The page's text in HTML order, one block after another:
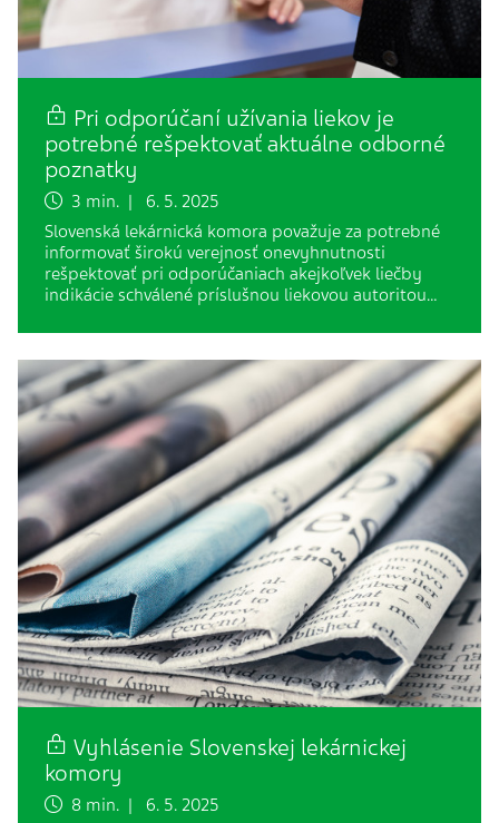
Pri odporúčaní užívania liekov je
potrebné rešpektovať aktuálne odborné
poznatky
3 min. | 6. 5. 2025
Slovenská lekárnická komora považuje za potrebné
informovať širokú verejnosť onevyhnutnosti
rešpektovať pri odporúčaniach akejkoľvek liečby
indikácie schválené príslušnou liekovou autoritou…
Vyhlásenie Slovenskej lekárnickej
komory
8 min. | 6. 5. 2025